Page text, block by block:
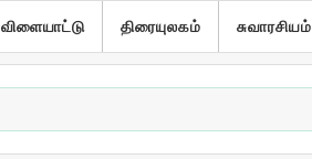
விளையாட்டு திரையுலகம் சுவாரசியம்